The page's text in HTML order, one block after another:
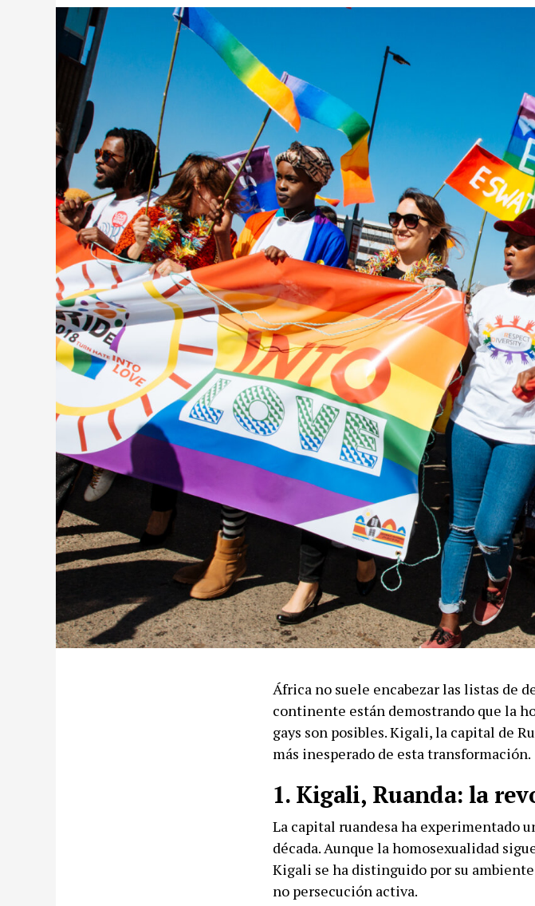
África no suele encabezar las listas de
continente están demostrando que la
gays son posibles. Kigali, la capital de
más inesperado de esta transformación.
1. Kigali, Ruanda: la
La capital ruandesa ha experimentado
década. Aunque la homosexualidad
Kigali se ha distinguido por su
no persecución activa.